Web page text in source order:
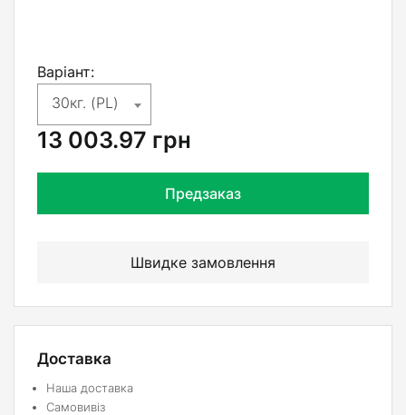
Варіант:
30кг. (PL)
13 003.97 грн
Предзаказ
Швидке замовлення
Доставка
Наша доставка
Самовивіз